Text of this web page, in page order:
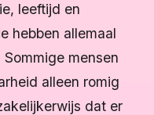
leeftijd en
hebben allemaal
mensen
alleen romig
dat er